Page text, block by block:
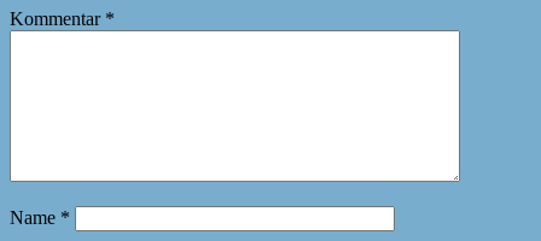
Kommentar *
Name *